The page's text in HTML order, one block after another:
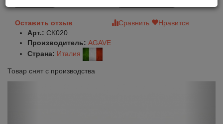
Оставить отзыв Сравнить
Нравится
Арт.: CK020
Производитель: AGAVE
Страна: Италия
Товар снят с производства